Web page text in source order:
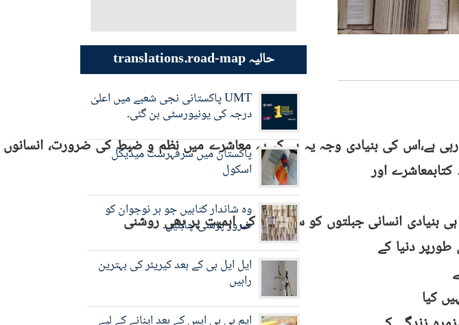
ہے،اس کی بنیادی وجہ یہ ہے کہ یہ معاشرے میں نظم و ضبط کی ضرورت،
اور
انسانی جبلتوں کو سمجھنے کی اہمیت پر بھی روشنی
طورپر دنیا کے
کیا
حالیہ translations.road-map
UMT پاکستانی نجی شعبے میں اعلیٰ
درجہ کی یونیورسٹی بن گئی۔
پاکستان میں سرفہرست میڈیکل
اسکول
وہ شاندار کتابیں جو ہر نوجوان کو
ضرور پڑھنی چاہئیں۔
ایل ایل بی کے بعد کیریئر کی بہترین
راہیں
ایم بی بی ایس کے بعد اپنانے کے لیے